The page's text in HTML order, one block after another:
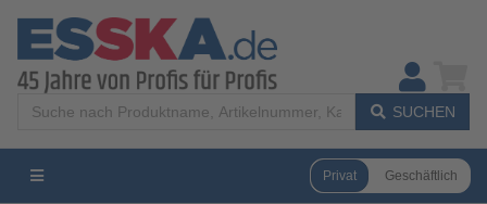
SUCHEN
Privat Geschäftlich